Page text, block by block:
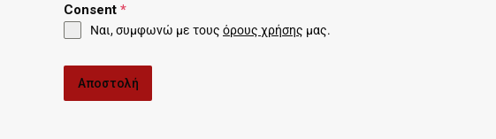
Consent *
Ναι, συμφωνώ με τους όρους χρήσης μας.
Αποστολή